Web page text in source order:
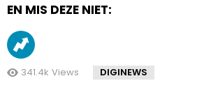
EN MIS DEZE NIET:
341.4k Views DIGINEWS